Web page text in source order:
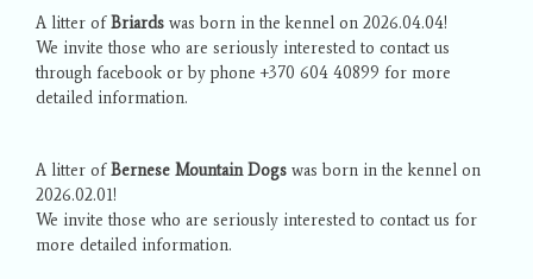
A litter ofBriards was born in the kennel on 2026.04.04!
We invite those who are seriously interested to contact us
through facebook or by phone +370 604 40899 for more
detailed information.
A litter ofBernese Mountain Dogs was born in the kennel on
2026.02.01!
We invite those who are seriously interested to contact us for
more detailed information.